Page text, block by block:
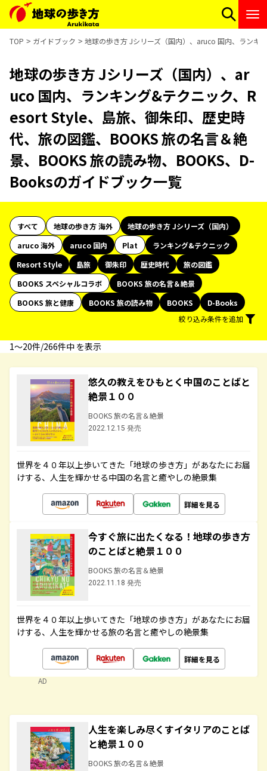
TOP ガイドブック 地球の歩き方 Jシリーズ（国内）、aruco 国内、ランキ
地球の歩き方 Jシリーズ（国内）、ar
uco 国内、ランキング&テクニック、R
esort Style、島旅、御朱印、歴史時
代、旅の図鑑、BOOKS 旅の名言＆絶
景、BOOKS 旅の読み物、BOOKS、D-
Booksのガイドブック一覧
すべて 地球の歩き方 海外
地球の歩き方 Jシリーズ（国内）
aruco 海外
aruco 国内 Plat
ランキング&テクニック
Resort Style
島旅 御朱印 歴史時代
旅の図鑑
BOOKS スペシャルコラボ
BOOKS 旅の名言＆絶景
BOOKS 旅と健康
BOOKS 旅の読み物 BOOKS
D-Books
絞り込み条件を追加
1〜20件/266件中 を表示
悠久の教えをひもとく中国のことばと
絶景１００
BOOKS 旅の名言＆絶景
2022.12.15 発売
世界を４０年以上歩いてきた「地球の歩き方」があなたにお届
けする、人生を輝かせる中国の名言と癒やしの絶景集
詳細を見る
今すぐ旅に出たくなる！地球の歩き方
のことばと絶景１００
BOOKS 旅の名言＆絶景
2022.11.18 発売
世界を４０年以上歩いてきた「地球の歩き方」があなたにお届
けする、人生を輝かせる旅の名言と癒やしの絶景集
詳細を見る
AD
人生を楽しみ尽くすイタリアのことば
と絶景１００
BOOKS 旅の名言＆絶景